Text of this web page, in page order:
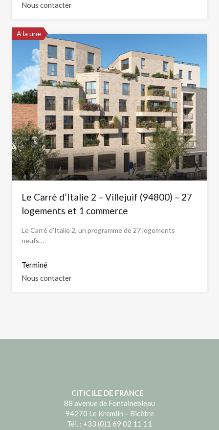
Nous contacter
A la une
Le Carré d’Italie 2 – Villejuif (94800) – 27
logements et 1 commerce
Le Carré d’Italie 2, un programme de 27 logements
neufs…
Terminé
Nous contacter
CITIC ILE DE FRANCE
88 avenue de Fontainebleau
94270 Le Kremlin – Bicêtre
Tél. : +33 (0)1 69 02 11 11